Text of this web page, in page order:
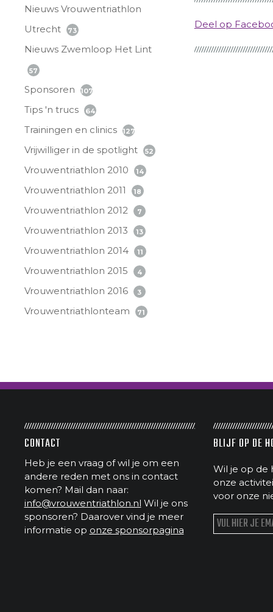
Nieuws Vrouwentriathlon
Utrecht
73
Nieuws Zwemloop Het Lint
57
Sponsoren 107
Tips 'n trucs 64
Trainingen en clinics 127
Vrijwilliger in de spotlight 52
Vrouwentriathlon 2010 14
Vrouwentriathlon 2011 18
Vrouwentriathlon 2012 7
Vrouwentriathlon 2013 13
Vrouwentriathlon 2014 11
Vrouwentriathlon 2015 4
Vrouwentriathlon 2016 3
Vrouwentriathlonteam 71
Deel op
CONTACT
Heb je een vraag of wil je om een
andere reden met ons in contact
komen? Mail dan naar:
info@vrouwentriathlon.nl Wil je ons
sponsoren? Daarover vind je meer
informatie op onze sponsorpagina
BLIJF OP DE
Wil je op de
onze
voor onze